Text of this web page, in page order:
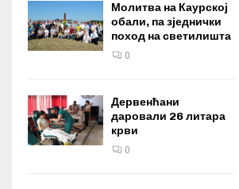
Молитва на Каурској
обали, па зједнички
поход на светилишта
0
Дервенћани
даровали 26 литара
крви
0